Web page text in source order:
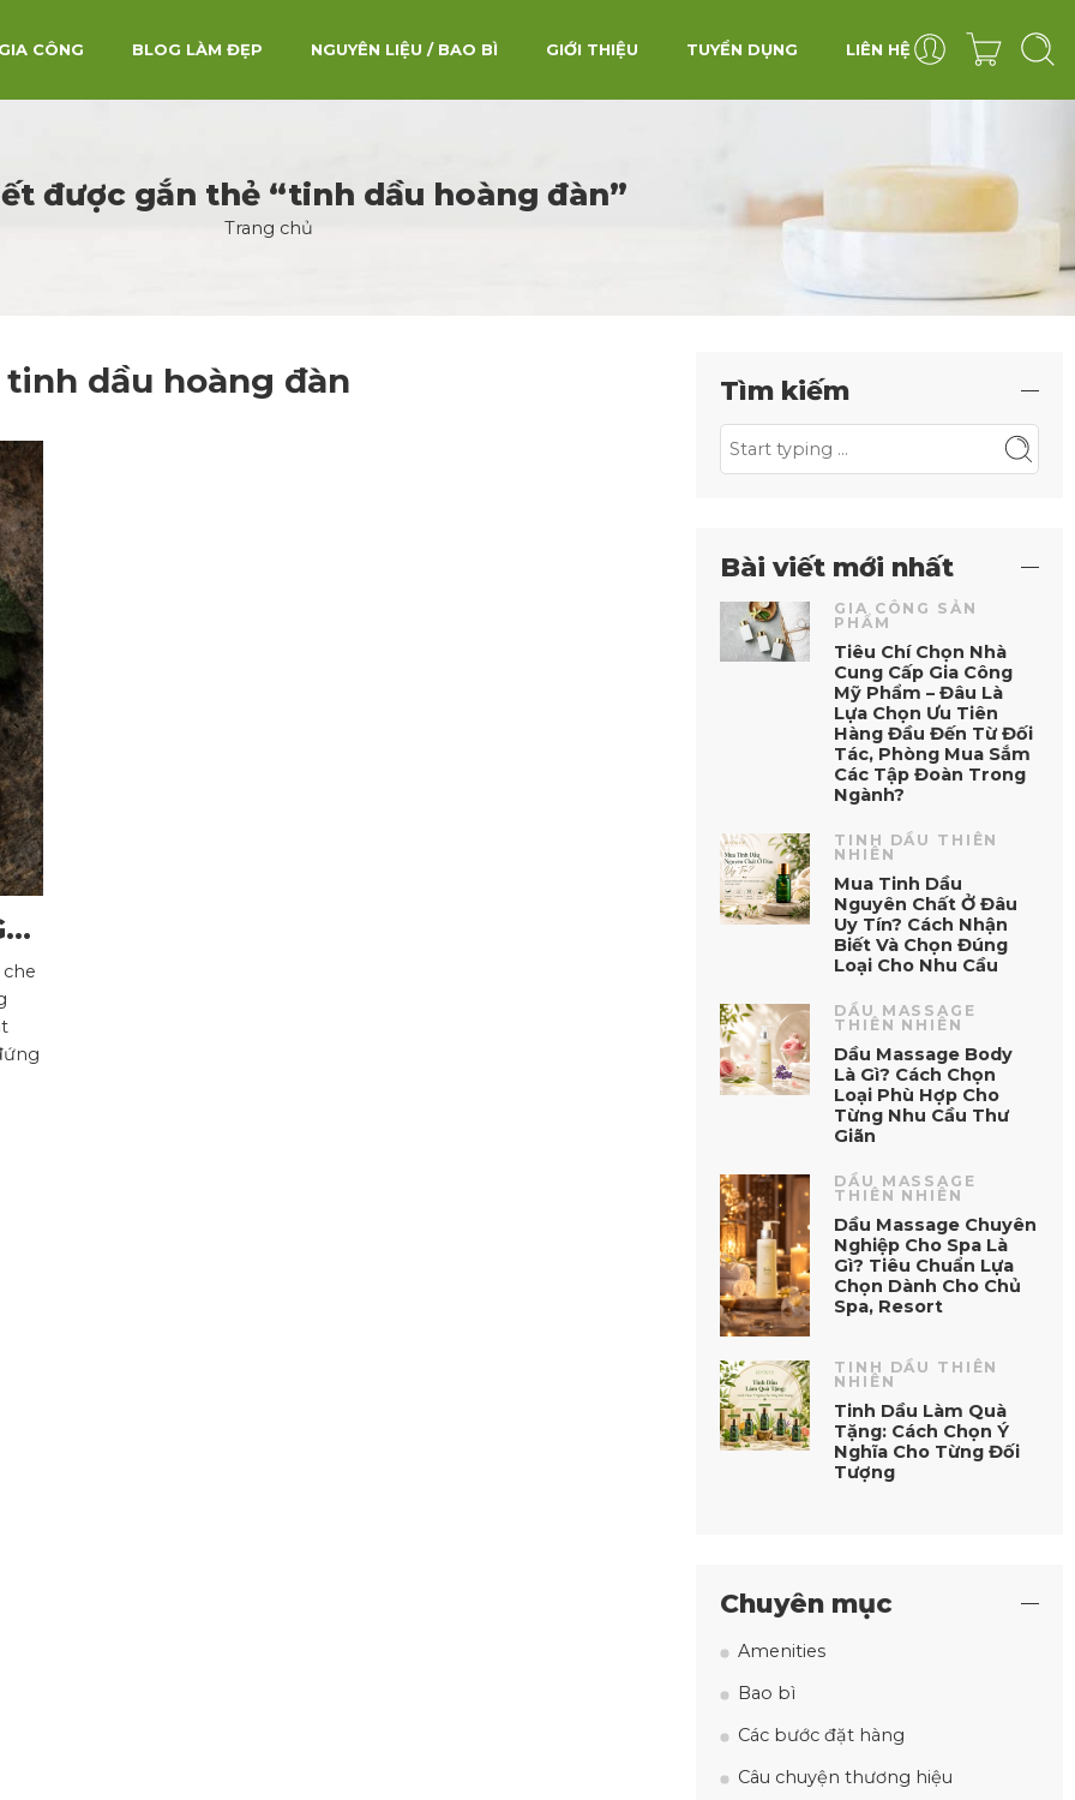
GIA CÔNG BLOG LÀM ĐẸP NGUYÊN LIỆU / BAO BÌ GIỚI THIỆU TUYỂN DỤNG LIÊN HỆ
được gắn thẻ “tinh dầu hoàng đàn”
Trang chủ
tinh dầu hoàng đàn Tìm kiếm
Bài viết mới nhất
GIA CÔNG SẢN
PHẨM
Tiêu Chí Chọn Nhà
Cung Cấp Gia Công
Mỹ Phẩm – Đâu Là
Lựa Chọn Ưu Tiên
Hàng Đầu Đến Từ Đối
Tác, Phòng Mua Sắm
Các Tập Đoàn Trong
Ngành?
TINH DẦU THIÊN
NHIÊN
Mua Tinh Dầu
Nguyên Chất Ở Đâu
Uy Tín? Cách Nhận
Biết Và Chọn Đúng
Loại Cho Nhu Cầu
DẦU MASSAGE
THIÊN NHIÊN
Dầu Massage Body
Là Gì? Cách Chọn
Loại Phù Hợp Cho
Từng Nhu Cầu Thư
Giãn
DẦU MASSAGE
THIÊN NHIÊN
Dầu Massage Chuyên
Nghiệp Cho Spa Là
Gì? Tiêu Chuẩn Lựa
Chọn Dành Cho Chủ
Spa, Resort
TINH DẦU THIÊN
NHIÊN
Tinh Dầu Làm Quà
Tặng: Cách Chọn Ý
Nghĩa Cho Từng Đối
Tượng
Chuyên mục
Amenities
Bao bì
Các bước đặt hàng
Câu chuyện thương hiệu